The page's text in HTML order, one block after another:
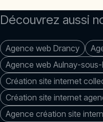
Découvrez aussi
Agence web Drancy
Agence web Aulnay-
Création site internet
Création site internet
Agence création site